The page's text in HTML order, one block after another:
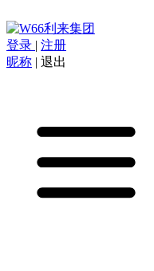
登录 | 注册
昵称 | 退出